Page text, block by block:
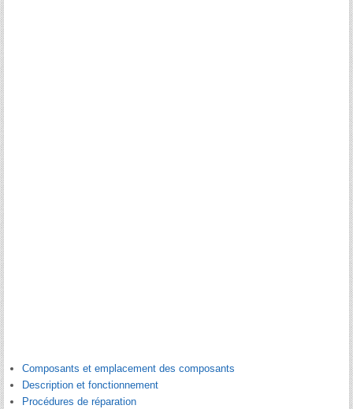
Composants et emplacement des composants
Description et fonctionnement
Procédures de réparation